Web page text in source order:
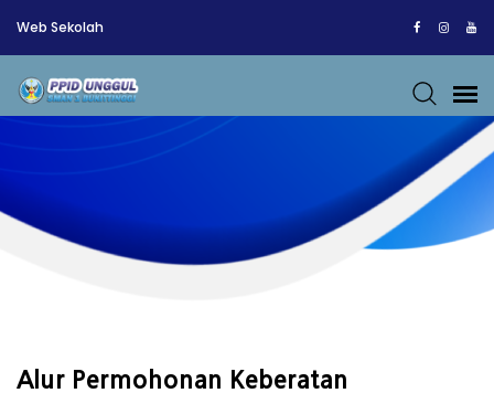
Web Sekolah
Alur Permohonan Keberatan